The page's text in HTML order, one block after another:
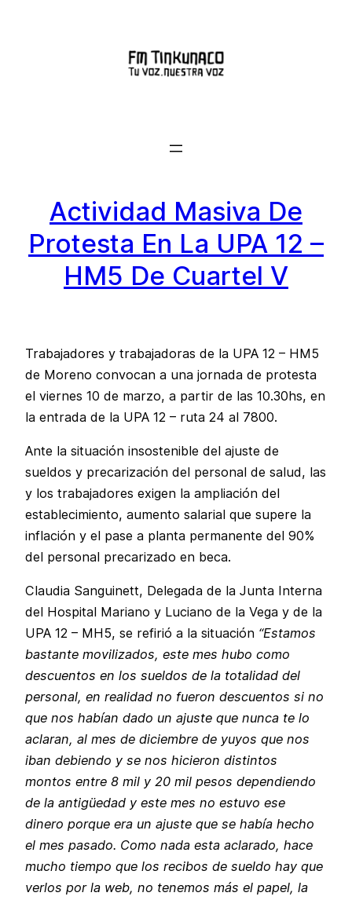
Actividad Masiva De
Protesta En La UPA 12 –
HM5 De Cuartel V
Trabajadores y trabajadoras de la UPA 12 – HM5
de Moreno convocan a una jornada de protesta
el viernes 10 de marzo, a partir de las 10.30hs, en
la entrada de la UPA 12 – ruta 24 al 7800.
Ante la situación insostenible del ajuste de
sueldos y precarización del personal de salud, las
y los trabajadores exigen la ampliación del
establecimiento, aumento salarial que supere la
inflación y el pase a planta permanente del 90%
del personal precarizado en beca.
Claudia Sanguinett, Delegada de la Junta Interna
del Hospital Mariano y Luciano de la Vega y de la
UPA 12 – MH5, se refirió a la situación “Estamos
bastante movilizados, este mes hubo como
descuentos en los sueldos de la totalidad del
personal, en realidad no fueron descuentos si no
que nos habían dado un ajuste que nunca te lo
aclaran, al mes de diciembre de yuyos que nos
iban debiendo y se nos hicieron distintos
montos entre 8 mil y 20 mil pesos dependiendo
de la antigüedad y este mes no estuvo ese
dinero porque era un ajuste que se había hecho
el mes pasado. Como nada esta aclarado, hace
mucho tiempo que los recibos de sueldo hay que
verlos por la web, no tenemos más el papel, la